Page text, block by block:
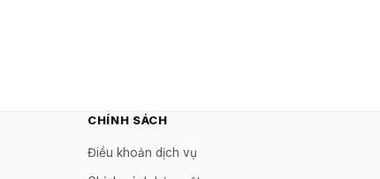
CHÍNH SÁCH
Điều khoản dịch vụ